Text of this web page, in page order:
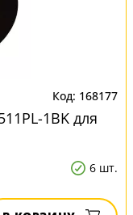
168177
1BK для
6 шт.